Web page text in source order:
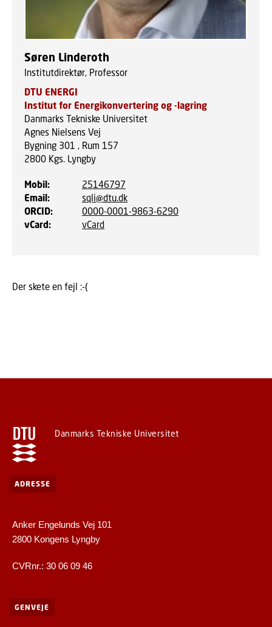
Søren Linderoth
Institutdirektør, Professor
DTU ENERGI
Institut for Energikonvertering og -lagring
Danmarks Tekniske Universitet
Agnes Nielsens Vej
Bygning 301 , Rum 157
2800 Kgs. Lyngby
Mobil:
25146797
Email:
sqli@dtu.dk
ORCID:
0000-0001-9863-6290
vCard: vCard
Der skete en fejl :-(
Danmarks Tekniske Universitet
ADRESSE
Anker Engelunds Vej 101
2800 Kongens Lyngby
CVRnr.: 30 06 09 46
GENVEJE